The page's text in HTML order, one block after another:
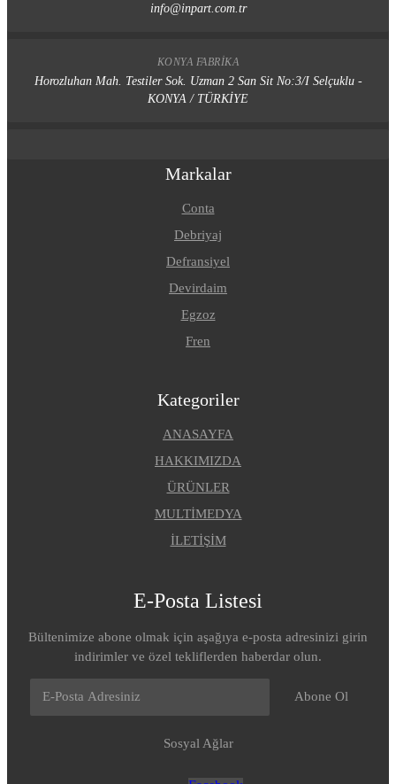
info@inpart.com.tr
KONYA FABRIKA
Horozluhan Mah. Testiler Sok. Uzman 2 San Sit No:3/I Selçuklu -
KONYA / TÜRKİYE
Markalar
Conta
Debriyaj
Defransiyel
Devirdaim
Egzoz
Fren
Kategoriler
ANASAYFA
HAKKIMIZDA
ÜRÜNLER
MULTİMEDYA
İLETİŞİM
E-Posta Listesi
Bültenimize abone olmak için aşağıya e-posta adresinizi girin
indirimler ve özel tekliflerden haberdar olun.
Abone Ol
Sosyal Ağlar